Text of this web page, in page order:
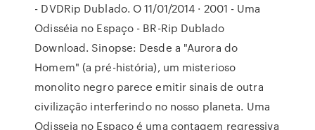
- DVDRip Dublado. O 11/01/2014 · 2001 - Uma
Odisséia no Espaço - BR-Rip Dublado
Download. Sinopse: Desde a "Aurora do
Homem" (a pré-história), um misterioso
monolito negro parece emitir sinais de outra
civilização interferindo no nosso planeta. Uma
Odisseia no Espaço é uma contagem regressiva